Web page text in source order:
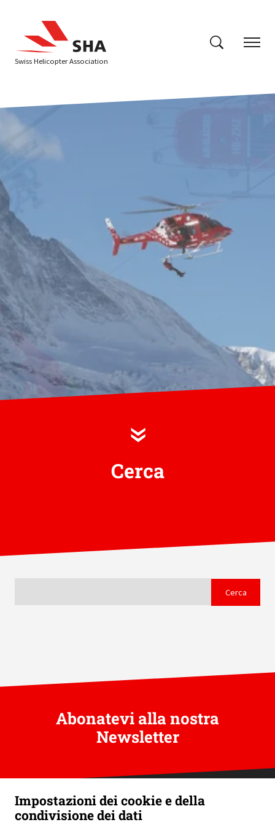
Swiss Helicopter Association
»
Cerca
Abonatevi alla nostra
Newsletter
Impostazioni dei cookie e della
condivisione dei dati